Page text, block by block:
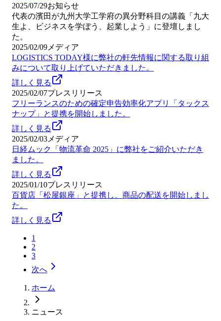
2025/07/29お知らせ
代表の濱田が九州大学工学府の異分野科目の講義「九大
生よ、ビジネスを学ぼう、起業しよう」に登壇しまし
た。
2025/02/09 メディア
LOGISTICS TODAY様に弊社の軒先情報に関する取り組
みについて取り上げていただきました。
詳しく見る
2025/02/07プレスリリース
フリーランスのための確定申告効率化アプリ「タックス
ナップ」と提携を開始しました。
詳しく見る
2025/02/03 メディア
日経ムック「物流革命 2025」に弊社をご紹介いただき
ました。
詳しく見る
2025/01/10プレスリリース
百貨店「松屋銀座」と提携し、商品の配送を開始しまし
た。
詳しく見る
1
2
3
次へ
ホーム
ニュース